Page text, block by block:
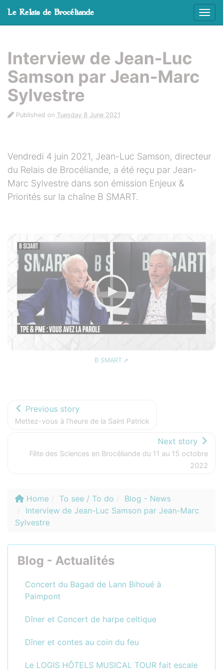
Le Relais de Brocéliande
Interview de Jean-Luc
Samson par Jean-Marc
Sylvestre
Published on Tuesday 8 June 2021
Vendredi 4 juin 2021, Jean-Luc Samson, directeur
du Relais de Brocéliande, a été reçu par Jean-
Marc Sylvestre dans son émission Enjeux &
Priorités sur la chaîne B SMART.
B SMART
Previous story
Mettez-vous à l’heure de la Saint Patrick
Next story
Fête des Sciences en Brocéliande du 11 au 15 octobre
2022
Home To see / To do
Blog - News
Interview de Jean-Luc Samson par Jean-Marc
Sylvestre
Blog - Actualités
Concert du Bagad de Lann Bihoué à
Paimpont
Dîner et Concert de harpe celtique
Dîner et contes au coin du feu
Le LOGIS HÔTELS MUSICAL TOUR fait escale
Cookies management panel